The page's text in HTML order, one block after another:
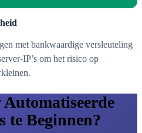
met bankwaardige versleuteling
IP’s om het risico op
te Beginnen?